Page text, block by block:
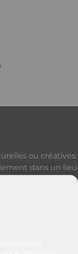
ou créatives
dans un lieu
à Paris